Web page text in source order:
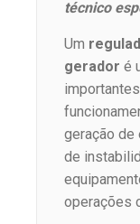
técnico
Um
gerador é
geração de
de
operações